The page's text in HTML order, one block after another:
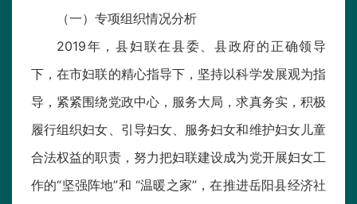
（一）专项组织情况分析
2019年，县妇联在县委、县政府的正确领导
下，在市妇联的精心指导下，坚持以科学发展观为指
导，紧紧围绕党政中心，服务大局，求真务实，积极
履行组织妇女、引导妇女、服务妇女和维护妇女儿童
合法权益的职责，努力把妇联建设成为党开展妇女工
作的“坚强阵地”和 “温暖之家”，在推进岳阳县经济社